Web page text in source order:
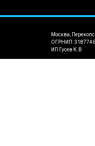
Москва,
ОГРНИП:
ИП Гусев К.В